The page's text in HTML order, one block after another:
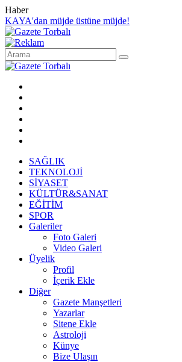
Haber
KAYA'dan müjde üstüne müjde!
SAĞLIK
TEKNOLOJİ
SİYASET
KÜLTÜR&SANAT
EĞİTİM
SPOR
Galeriler
Foto Galeri
Video Galeri
Üyelik
Profil
İçerik Ekle
Diğer
Gazete Manşetleri
Yazarlar
Sitene Ekle
Astroloji
Künye
Bize Ulaşın